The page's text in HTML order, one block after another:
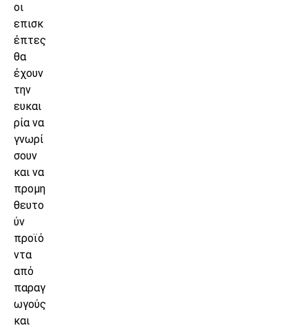
οι
επισκ
έπτες
θα
έχουν
την
ευκαι
ρία να
γνωρί
σουν
και να
προμη
θευτο
ύν
προϊό
ντα
από
παραγ
ωγούς
και